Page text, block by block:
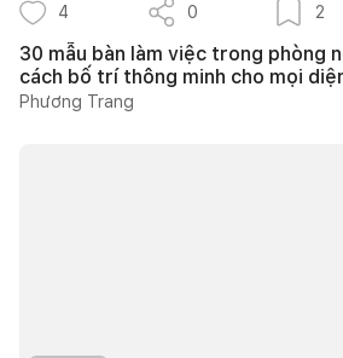
4 0 2
30 mẫu bàn làm việc trong phòng
cách bố trí thông minh cho mọi
Phương Trang